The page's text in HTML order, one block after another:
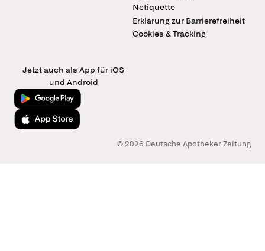
Netiquette
Erklärung zur Barrierefreiheit
Cookies & Tracking
Jetzt auch als App für iOS
und Android
Jetzt bei Google Play
Laden im App Store
© 2026 Deutsche Apotheker Zeitung